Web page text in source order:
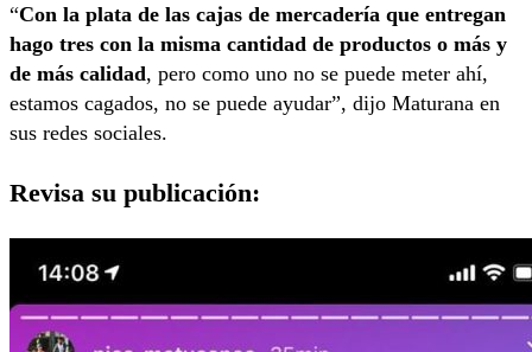
“Con la plata de las cajas de mercadería que entregan
hago tres con la misma cantidad de productos o más y
de más calidad, pero como uno no se puede meter ahí,
estamos cagados, no se puede ayudar”, dijo Maturana en
sus redes sociales.
Revisa su publicación: